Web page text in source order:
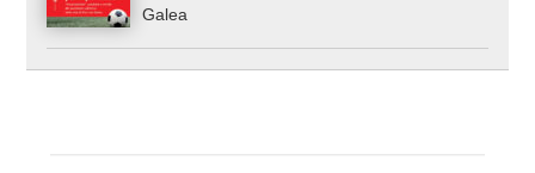
Galea